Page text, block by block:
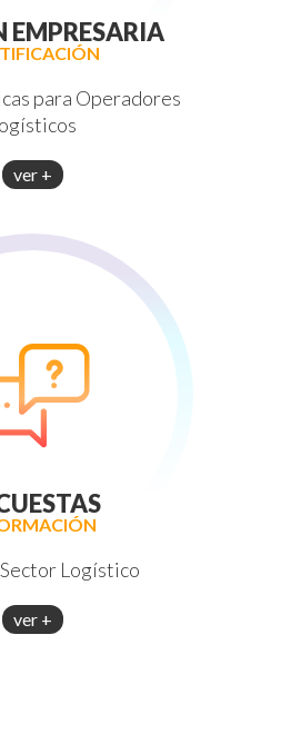
EMPRESARIA
para Operadores
ver +
Logístico
ver +